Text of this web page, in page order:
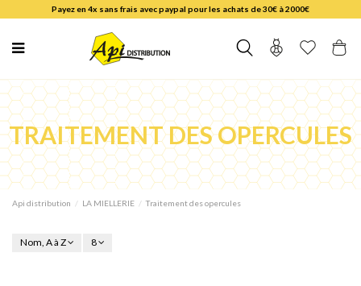
Payez en 4x sans frais avec paypal pour les achats de 30€ à 2000€
TRAITEMENT DES OPERCULES
Api distribution LA MIELLERIE Traitement des opercules
Nom, A à Z 8